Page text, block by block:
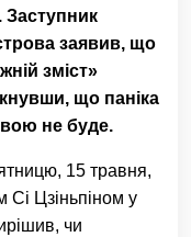
Заступник
заявив, що
зміст»
що паніка
не буде.
15 травня,
Сі Цзіньпіном у
чи